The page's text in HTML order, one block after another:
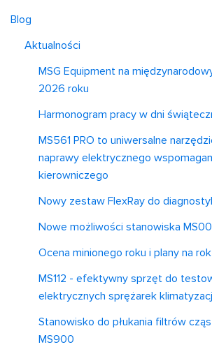
Blog
Aktualności
MSG Equipment na
2026 roku
Harmonogram pracy w dni
MS561 PRO to uniwersalne
naprawy elektrycznego
kierowniczego
Nowy zestaw FlexRay do
Nowe możliwości stanowiska
Ocena minionego roku i plany na
MS112 - efektywny sprzęt do
elektrycznych sprężarek
Stanowisko do płukania filtrów
MS900